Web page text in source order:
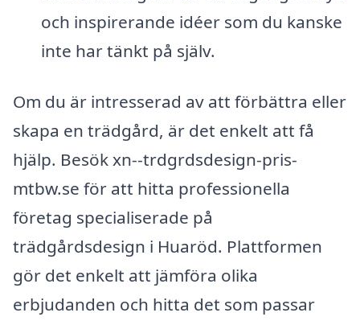
och inspirerande idéer som du kanske
inte har tänkt på själv.
Om du är intresserad av att förbättra eller
skapa en trädgård, är det enkelt att få
hjälp. Besök xn--trdgrdsdesign-pris-
mtbw.se för att hitta professionella
företag specialiserade på
trädgårdsdesign i Huaröd. Plattformen
gör det enkelt att jämföra olika
erbjudanden och hitta det som passar